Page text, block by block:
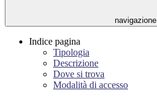
navigazione
Indice pagina
Tipologia
Descrizione
Dove si trova
Modalità di accesso